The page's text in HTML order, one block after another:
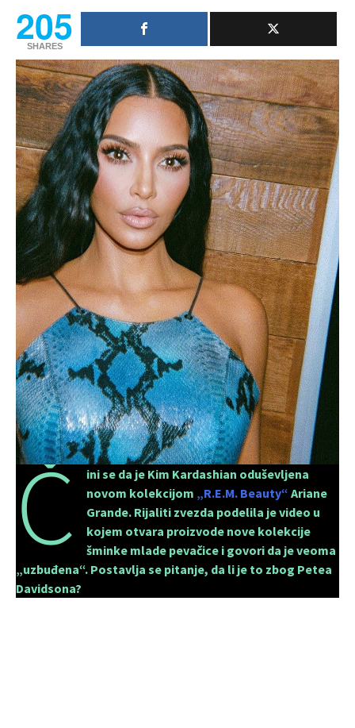
205
SHARES
Č
ini se da je Kim Kardashian oduševljena
novom kolekcijom „R.E.M. Beauty“ Ariane
Grande. Rijaliti zvezda podelila je video u
kojem otvara proizvode nove kolekcije
šminke mlade pevačice i govori da je veoma
„uzbuđena“. Postavlja se pitanje, da li je to zbog Petea
Davidsona?